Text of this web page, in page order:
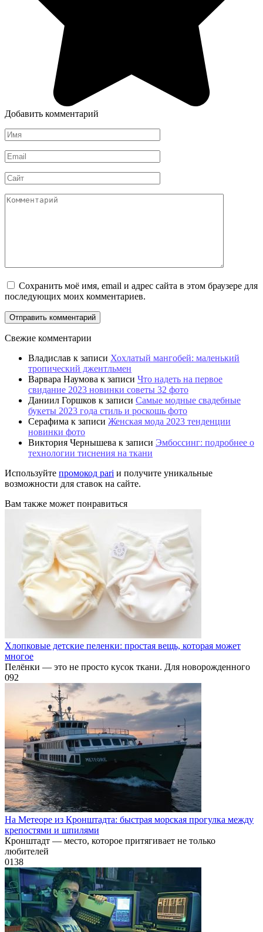
Добавить комментарий
Имя
Email
Сайт
Комментарий
Сохранить моё имя, email и адрес сайта в этом браузере для
последующих моих комментариев.
Свежие комментарии
Владислав к записи Хохлатый мангобей: маленький
тропический джентльмен
Варвара Наумова к записи Что надеть на первое
свидание 2023 новинки советы 32 фото
Даниил Горшков к записи Самые модные свадебные
букеты 2023 года стиль и роскошь фото
Серафима к записи Женская мода 2023 тенденции
новинки фото
Виктория Чернышева к записи Эмбоссинг: подробнее о
технологии тиснения на ткани
Используйте промокод pari и получите уникальные
возможности для ставок на сайте.
Вам также может понравиться
Хлопковые детские пеленки: простая вещь, которая может
многое
Пелёнки — это не просто кусок ткани. Для новорожденного
092
На Метеоре из Кронштадта: быстрая морская прогулка между
крепостями и шпилями
Кронштадт — место, которое притягивает не только
любителей
0138